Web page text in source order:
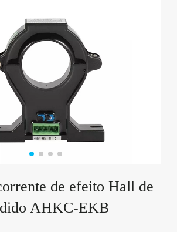
de efeito Hall de
AHKC-EKB